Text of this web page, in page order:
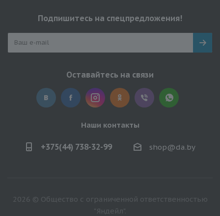
Подпишитесь на спецпредложения!
Оставайтесь на связи
Наши контакты
+375(44) 738-32-99 shop@da.by
2026 © Общество с ограниченной ответственностью
"Яндейл".